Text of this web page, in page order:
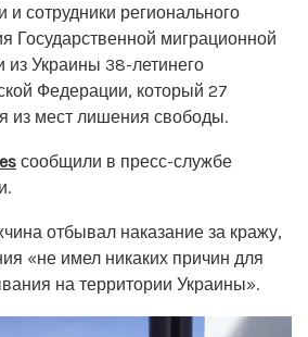
сотрудники регионального
Государственной миграционной
Украины 38-летинего
Федерации, который 27
из мест лишения свободы.
сообщили в пресс-службе
отбывал наказание за кражу,
«не имел никаких причин для
на территории Украины».